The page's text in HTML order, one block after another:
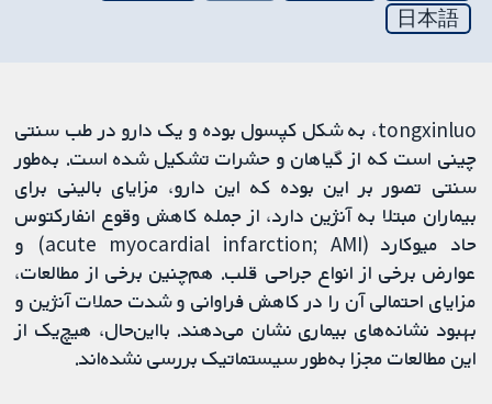
日本語
tongxinluo، به شکل کپسول بوده و یک دارو در طب سنتی
چینی است که از گیاهان و حشرات تشکیل شده است. به‌طور
سنتی تصور بر این بوده که این دارو، مزایای بالینی برای
بیماران مبتلا به آنژین دارد، از جمله کاهش وقوع انفارکتوس
حاد میوکارد (acute myocardial infarction; AMI) و
عوارض برخی از انواع جراحی قلب. هم‌چنین برخی از مطالعات،
مزایای احتمالی آن را در کاهش فراوانی و شدت حملات آنژین و
بهبود نشانه‌های بیماری نشان می‌دهند. بااین‌حال، هیچ‌یک از
این مطالعات مجزا به‌طور سیستماتیک بررسی نشده‌اند.